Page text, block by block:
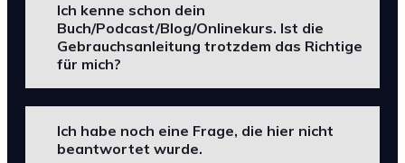
Ich kenne schon dein
Buch/Podcast/Blog/Onlinekurs. Ist die
Gebrauchsanleitung trotzdem das Richtige
für mich?
Ich habe noch eine Frage, die hier nicht
beantwortet wurde.